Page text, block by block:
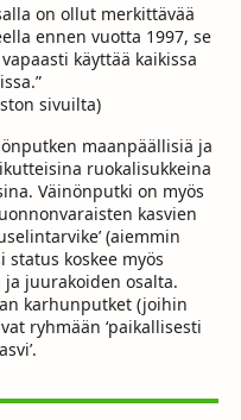
on ollut merkittävää
ennen vuotta 1997, se
käyttää kaikissa
sivuilta)
maanpäällisiä ja
ruokalisukkeina
Väinönputki on myös
kasvien
(aiemmin
koskee myös
juurakoiden osalta.
karhunputket (joihin
ryhmään ‘paikallisesti